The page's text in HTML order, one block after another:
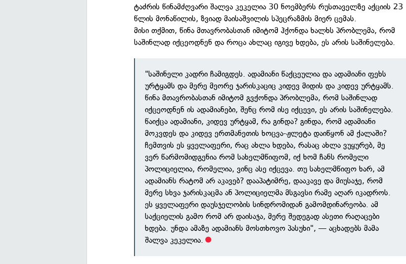
ტაძრის წინამძღვარი შალვა კეკელია 30 ნოემბერს რუსთაველზე აქციის 23
წლის მონაწილის, ზვიად მაისაშვილის სპეცრაზმის მიერ ცემას.
მისი თქმით, წინა მთავრობასთან იმიტომ ჰქონდა ხალხს პრობლემა, რომ
საშინლად იქცეოდნენ და როცა ახლაც იგივე ხდება, ეს არის საშინელება.
"საშინელი კადრი ჩამიგდეს. ადამიანი წაქცეულია და ადამიანი ფეხს
ურტყამს და მერე მეორე ჯარისკაციც კიდევ მიდის და კიდევ ურტყამს.
წინა მთავრობასთან იმიტომ გვქონდა პრობლემა, რომ საშინლად
იქცეოდნენ ის ადამიანები, შენც რომ ისე იქცევი, ეს არის საშინელება.
წაიქცა ადამიანი, კიდევ ურტყამ, რა გინდა? გინდა, რომ ადამიანი
მოკვდეს და კიდევ ერთმანეთის ხოცვა-ჟლეტა დაიწყონ ამ ქალაში?
ჩემთვის ეს ყველაფერი, რაც ახლა ხდება, რასაც ახლა ვუყურებ, მე
ვერ წარმომიდგენია რომ სახელმწიფომ, იქ ხომ ჩანს რომელი
პოლიციელია, რომელია, ვინც ასე იქცევა. თუ სახელმწიფო ხარ, ამ
ადამიანს რატომ არ აკავებ? დააპატიმრე, დააკავე და მიუსაჯე, რომ
მერე სხვა ჯარისკაცმა ან პოლიციელმა მსგავსი რამე აღარ იკადროს.
ეს ყველაფერი დაუსჯელობის სინდრომიდან გამომდინარეობა. ამ
საქციელის გამო რომ არ დაისაჯა, მერე შედეგად ასეთი რაღაცები
ხდება. უნდა ამაზე ადამიანს მოსთხოვო პასუხი", — აცხადებს მამა
შალვა კეკელია.